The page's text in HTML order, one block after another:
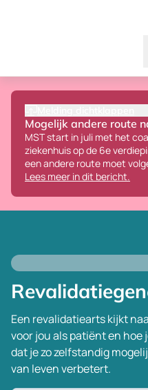
Mogelijk andere route
MST start in juli met het
ziekenhuis op de 6e
een andere route moet
Lees meer in dit bericht.
Een revalidatiearts kijkt
voorjou alspatiënt en hoe
datjezo zelfstandig
van leven verbetert.